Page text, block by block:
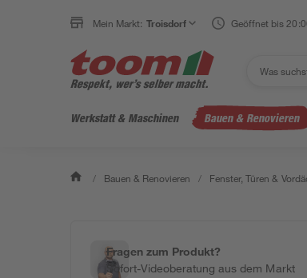
Mein Markt: Troisdorf Geöffnet bis
Werkstatt & Maschinen Bauen & Renovieren
/ Bauen & Renovieren / Fenster, Türen &
Fragen zum Produkt?
Sofort-Videoberatung aus dem Markt